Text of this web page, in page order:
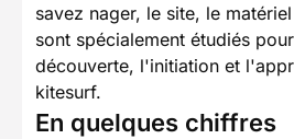
savez nager, le site, le
sont spécialement étudiés
découverte, l'initiation et
kitesurf.
En quelques chiffres